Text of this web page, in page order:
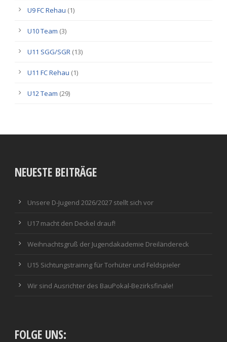
U9 FC Rehau (1)
U10 Team (3)
U11 SGG/SGR (13)
U11 FC Rehau (1)
U12 Team (29)
NEUESTE BEITRÄGE
Unsere D-Jugend 2026/2027 stellt sich vor
U17 macht den Deckel drauf!
Weihnachtsgruß der Jugendakademie Dreiländereck
U15 Sichtungstrainng für Torhüter und Feldspieler
Wir sind Ausrichter des BauPokal-Bezirksfinale!
FOLGE UNS: